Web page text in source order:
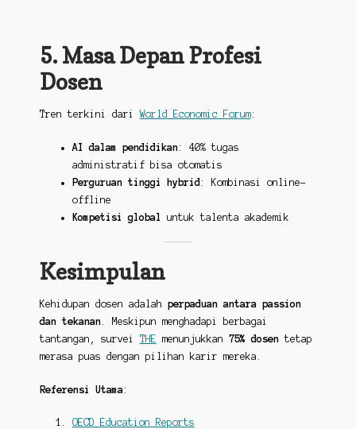
5. Masa Depan Profesi
Dosen
Tren terkini dariWorld Economic Forum:
AI dalam pendidikan: 40% tugas
administratif bisa otomatis
Perguruan tinggi hybrid : Kombinasi online-
offline
Kompetisi global
untuk talenta akademik
Kesimpulan
Kehidupan dosen adalah perpaduan antara passion
dan tekanan. Meskipun menghadapi berbagai
tantangan, survei THE menunjukkan 75% dosentetap
merasa puas dengan pilihan karir mereka.
Referensi Utama:
OECD Education Reports